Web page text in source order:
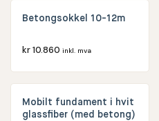
Betongsokkel 10-12m
kr10.860 inkl. mva
Mobilt fundament i hvit
glassfiber (med betong)